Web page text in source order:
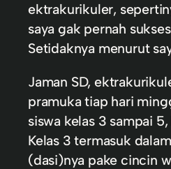
ektrakurikuler,
saya gak pernah
Setidaknya menurut
Jaman SD,
pramuka tiap hari
siswa kelas 3 sampai
Kelas 3 termasuk
(dasi)nya pake cincin